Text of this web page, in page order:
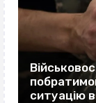
ситуацію